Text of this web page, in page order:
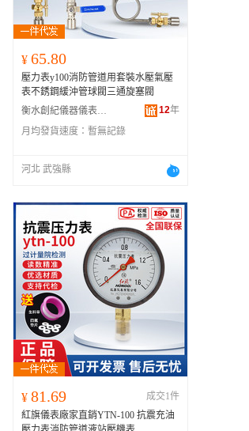
¥ 65.80
壓力表y100消防管道用套裝水壓氣壓
表不銹鋼緩沖管球閥三通旋塞閥
衡水創紀儀器儀表有限公司
12年
月均發貨速度： 暫無記錄
河北 武強縣
¥ 81.69
成交1件
紅旗儀表廠家直銷YTN-100 抗震充油